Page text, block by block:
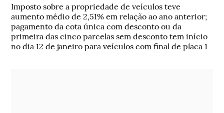
Imposto sobre a propriedade de veículos teve
aumento médio de 2,51% em relação ao ano anterior;
pagamento da cota única com desconto ou da
primeira das cinco parcelas sem desconto tem início
no dia 12 de janeiro para veículos com final de placa 1